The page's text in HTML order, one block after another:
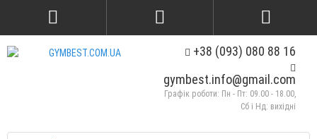
+38 (093) 080 88 16
gymbest.info@gmail.com
Графік роботи: Пн - Пт: 09.00 - 18.00,
Сб і Нд: вихідні